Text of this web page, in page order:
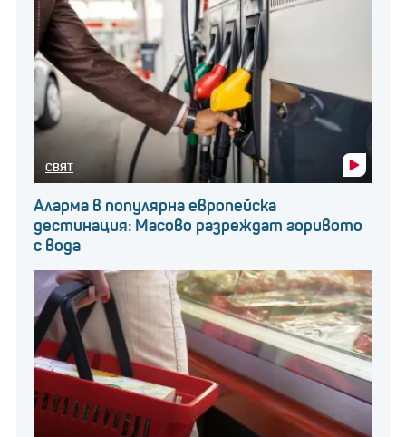
СВЯТ
Аларма в популярна европейска
дестинация: Масово разреждат горивото
с вода